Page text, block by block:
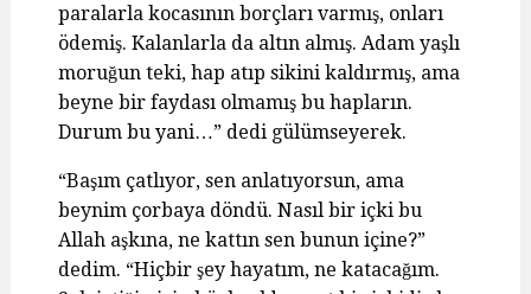
paralarla kocasının borçları varmış, onları
ödemiş. Kalanlarla da altın almış. Adam yaşlı
moruğun teki, hap atıp sikini kaldırmış, ama
beyne bir faydası olmamış bu hapların.
Durum bu yani…” dedi gülümseyerek.
“Başım çatlıyor, sen anlatıyorsun, ama
beynim çorbaya döndü. Nasıl bir içki bu
Allah aşkına, ne kattın sen bunun içine?”
dedim. “Hiçbir şey hayatım, ne katacağım.